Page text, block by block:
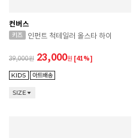
컨버스
인펀트 척테일러 올스타 하이
39,000 23,000원 [41%]
SIZE